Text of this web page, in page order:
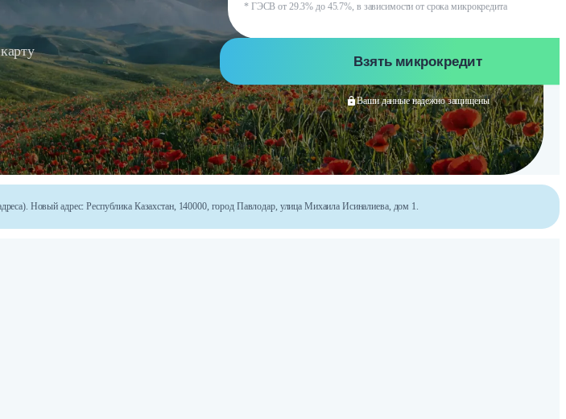
* ГЭСВ от 29.3% до 45.7%, в зависимости от срока микрокредита
Взять микрокредит
Ваши данные надежно защищены
Новый адрес: Республика Казахстан, 140000, город Павлодар, улица Михаила Исиналиева, дом 1.